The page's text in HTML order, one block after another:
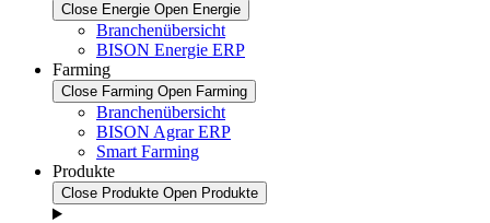
Close Energie Open Energie
Branchenübersicht
BISON Energie ERP
Farming
Close Farming Open Farming
Branchenübersicht
BISON Agrar ERP
Smart Farming
Produkte
Close Produkte Open Produkte